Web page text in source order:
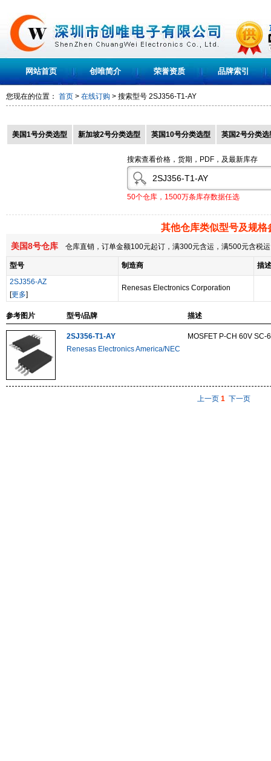
网站首页 创唯简介 荣誉资质 品牌索引
您现在的位置： 首页 > 在线订购 > 搜索型号 2SJ356-T1-AY
美国1号分类选型 新加坡2号分类选型 英国10号分类选型 英国2号分类选
搜索查看价格，货期，PDF，及最新库存
50个仓库，1500万条库存数据任选
其他仓库类似型号及规格
美国8号仓库 仓库直销，订单金额100元起订，满300元含运，满500元含税
型号 制造商
描述
2SJ356-AZ
[更多]
Renesas Electronics Corporation
参考图片 型号/品牌 描述
2SJ356-T1-AY
Renesas Electronics America/NEC
MOSFET P-CH 60V SC-
上一页 1 下一页